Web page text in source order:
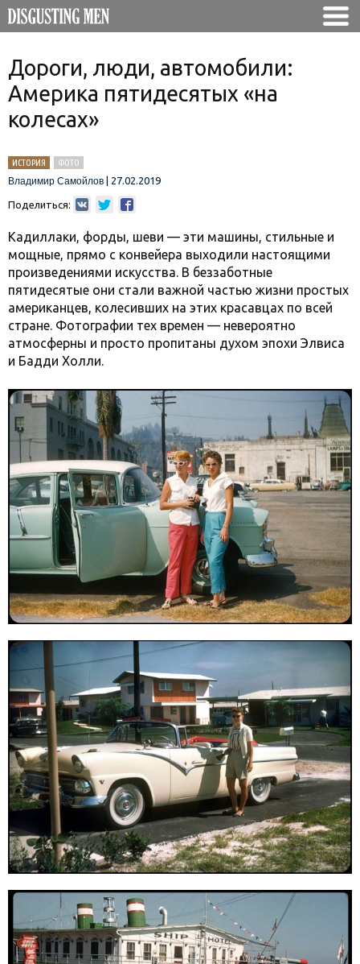
Дороги, люди, автомобили:
Америка пятидесятых «на
колесах»
ИСТОРИЯ
ФОТО
Владимир Самойлов
27.02.2019
Поделиться:
Кадиллаки, форды, шеви — эти машины, стильные и
мощные, прямо с конвейера выходили настоящими
произведениями искусства. В беззаботные
пятидесятые они стали важной частью жизни простых
американцев, колесивших на этих красавцах по всей
стране. Фотографии тех времен — невероятно
атмосферны и просто пропитаны духом эпохи Элвиса
и Бадди Холли.